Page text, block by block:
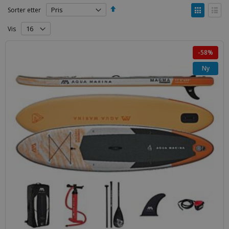
Sorter etter
Angi
Vise
som
Vis
-58%
Ny